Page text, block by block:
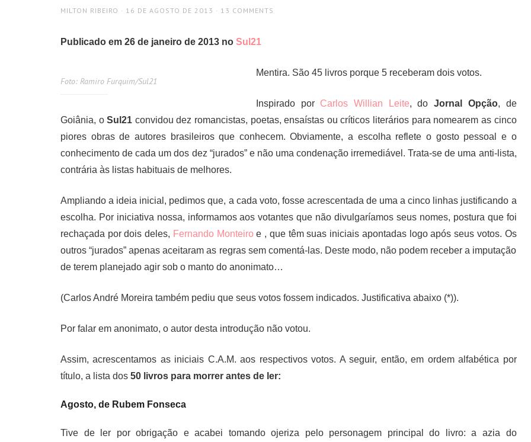
AUTHOR
MILTON RIBEIRO
POSTED
16 DE AGOSTO DE 2013 13 COMMENTS
Publicado em 26 de janeiro de 2013 no Sul21
Foto: Ramiro Furquim/Sul21
Mentira. São 45 livros porque 5 receberam dois votos.
Inspirado por Car­los Wil­li­an Lei­te, do Jornal Opção, de
Goiânia, oSul21 convidou dez romancistas, poetas, ensaístas ou críticos literários para nomearem as cinco
piores obras de autores brasileiros que conhecem. Obviamente, a escolha reflete o gosto pessoal e o
conhecimento de cada um dos dez “jurados” e não uma condenação irremediável. Trata-se de uma anti-lista,
contrária às listas habituais de melhores.
Ampliando a ideia inicial, pedimos que, a cada voto, fosse acrescentada de uma a cinco linhas justificando a
escolha. Por iniciativa nossa, informamos aos votantes que não divulgaríamos seus nomes, postura que foi
rechaçada por dois deles, Fernando Monteiroe , que têm suas iniciais apontadas logo após seus votos. Os
outros “jurados” apenas aceitaram as regras sem comentá-las. Deste modo, não podem receber a imputação
de terem planejado agir sob o manto do anonimato…
(Carlos André Moreira também pediu que seus votos fossem indicados. Justificativa abaixo (*)).
Por falar em anonimato, o autor desta introdução não votou.
Assim, acrescentamos as iniciais C.A.M. aos respectivos votos. A seguir, então, em ordem alfabética por
título, a lista dos 50 livros para morrer antes de ler:
Agosto, de Rubem Fonseca
Tive de ler por obrigação e acabei tomando ojeriza pelo personagem principal do livro: a azia do